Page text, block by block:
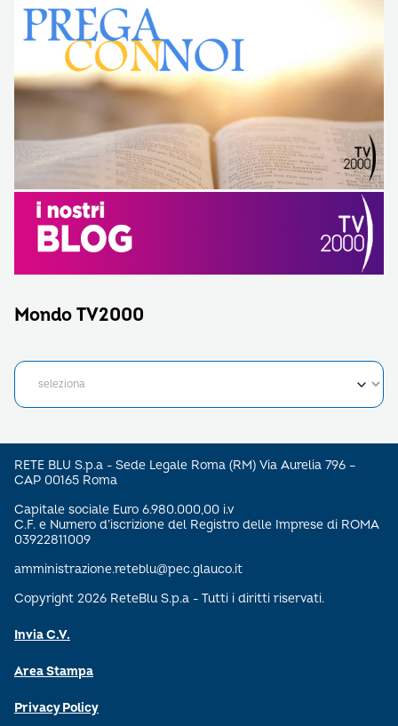
Mondo TV2000
RETE BLU S.p.a - Sede Legale Roma (RM) Via Aurelia 796 –
CAP 00165 Roma
Capitale sociale Euro 6.980.000,00 i.v
C.F. e Numero d’iscrizione del Registro delle Imprese di ROMA
03922811009
amministrazione.reteblu@pec.glauco.it
Copyright 2026 ReteBlu S.p.a - Tutti i diritti riservati.
Invia C.V.
Area Stampa
Privacy Policy